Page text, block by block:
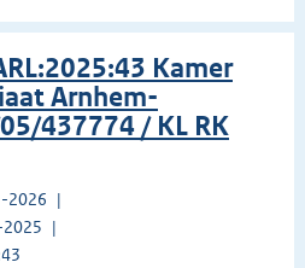
Kamer
Arnhem-
437774 / KL RK
2026